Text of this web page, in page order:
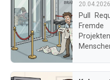
20.04.2026
Pull Requests wurden erfunden, damit